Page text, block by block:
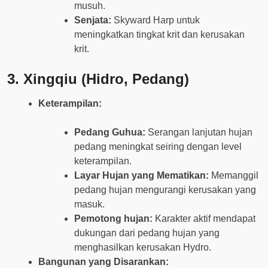
musuh.
Senjata: Skyward Harp untuk
meningkatkan tingkat krit dan kerusakan
krit.
3. Xingqiu (Hidro, Pedang)
Keterampilan:
Pedang Guhua: Serangan lanjutan hujan
pedang meningkat seiring dengan level
keterampilan.
Layar Hujan yang Mematikan: Memanggil
pedang hujan mengurangi kerusakan yang
masuk.
Pemotong hujan: Karakter aktif mendapat
dukungan dari pedang hujan yang
menghasilkan kerusakan Hydro.
Bangunan yang Disarankan: